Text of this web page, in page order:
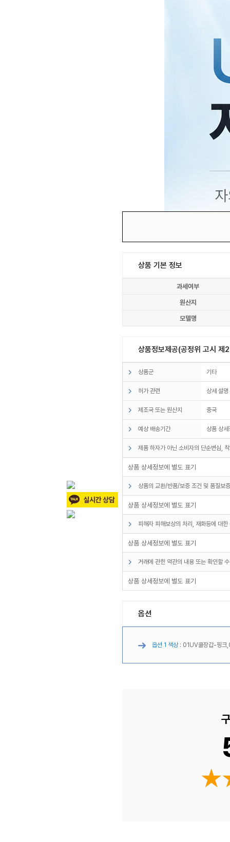
상품 기본 정보
과세여부
원산지
모델명
상품정보제공(공정위 고시
상품군 기타
허가 관련 상세 설
제조국 또는 원산지 중국
예상 배송기간 상품 상
제품 하자가 아닌 소비자의 단순변심,
상품 상세정보에 별도 표기
상품의 교환/반품/보증 조건 및 품질보
상품 상세정보에 별도 표기
피해자 피해보상의 처리, 재화등에 대
상품 상세정보에 별도 표기
거래에 관한 약관의 내용 또는 확인할
상품 상세정보에 별도 표기
옵션
옵션 1 색상 : 01UV쿨장갑-핑